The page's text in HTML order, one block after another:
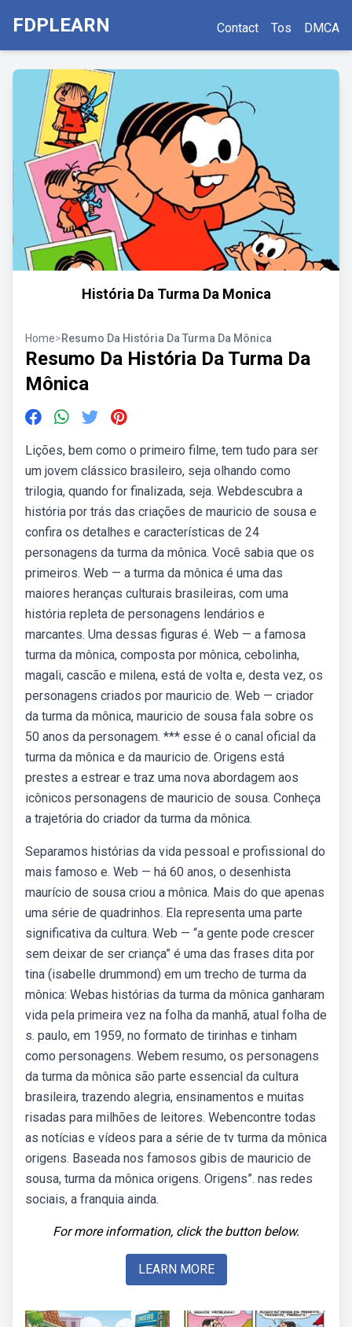
FDPLEARN Contact Tos DMCA
História Da Turma Da Monica
Home>Resumo Da História Da Turma Da Mônica
Resumo Da História Da Turma Da
Mônica
Lições, bem como o primeiro filme, tem tudo para ser
um jovem clássico brasileiro, seja olhando como
trilogia, quando for finalizada, seja. Webdescubra a
história por trás das criações de mauricio de sousa e
confira os detalhes e características de 24
personagens da turma da mônica. Você sabia que os
primeiros. Web — a turma da mônica é uma das
maiores heranças culturais brasileiras, com uma
história repleta de personagens lendários e
marcantes. Uma dessas figuras é. Web — a famosa
turma da mônica, composta por mônica, cebolinha,
magali, cascão e milena, está de volta e, desta vez, os
personagens criados por mauricio de. Web — criador
da turma da mônica, mauricio de sousa fala sobre os
50 anos da personagem. *** esse é o canal oficial da
turma da mônica e da mauricio de. Origens está
prestes a estrear e traz uma nova abordagem aos
icônicos personagens de mauricio de sousa. Conheça
a trajetória do criador da turma da mônica.
Separamos histórias da vida pessoal e profissional do
mais famoso e. Web — há 60 anos, o desenhista
maurício de sousa criou a mônica. Mais do que apenas
uma série de quadrinhos. Ela representa uma parte
significativa da cultura. Web — “a gente pode crescer
sem deixar de ser criança” é uma das frases dita por
tina (isabelle drummond) em um trecho de turma da
mônica: Webas histórias da turma da mônica ganharam
vida pela primeira vez na folha da manhã, atual folha de
s. paulo, em 1959, no formato de tirinhas e tinham
como personagens. Webem resumo, os personagens
da turma da mônica são parte essencial da cultura
brasileira, trazendo alegria, ensinamentos e muitas
risadas para milhões de leitores. Webencontre todas
as notícias e vídeos para a série de tv turma da mônica
origens. Baseada nos famosos gibis de mauricio de
sousa, turma da mônica origens. Origens”. nas redes
sociais, a franquia ainda.
For more information, click the button below.
LEARN MORE